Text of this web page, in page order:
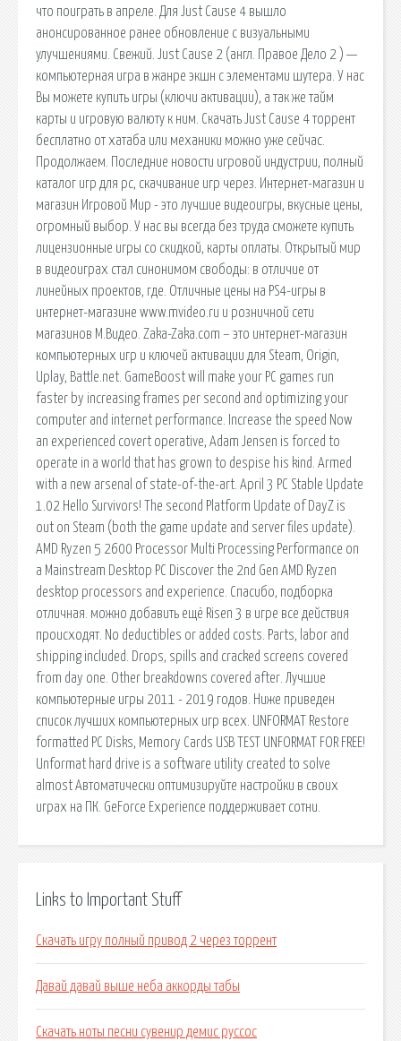
что поиграть в апреле. Для Just Cause 4 вышло
анонсированное ранее обновление с визуальными
улучшениями. Свежий. Just Cause 2 (англ. Правое Дело 2 ) —
компьютерная игра в жанре экшн с элементами шутера. У нас
Вы можете купить игры (ключи активации), а так же тайм
карты и игровую валюту к ним. Скачать Just Cause 4 торрент
бесплатно от хатаба или механики можно уже сейчас.
Продолжаем. Последние новости игровой индустрии, полный
каталог игр для pc, скачивание игр через. Интернет-магазин и
магазин Игровой Мир - это лучшие видеоигры, вкусные цены,
огромный выбор. У нас вы всегда без труда сможете купить
лицензионные игры со скидкой, карты оплаты. Открытый мир
в видеоиграх стал синонимом свободы: в отличие от
линейных проектов, где. Отличные цены на PS4-игры в
интернет-магазине www.mvideo.ru и розничной сети
магазинов М.Видео. Zaka-Zaka.com – это интернет-магазин
компьютерных игр и ключей активации для Steam, Origin,
Uplay, Battle.net. GameBoost will make your PC games run
faster by increasing frames per second and optimizing your
computer and internet performance. Increase the speed Now
an experienced covert operative, Adam Jensen is forced to
operate in a world that has grown to despise his kind. Armed
with a new arsenal of state-of-the-art. April 3 PC Stable Update
1.02 Hello Survivors! The second Platform Update of DayZ is
out on Steam (both the game update and server files update).
AMD Ryzen 5 2600 Processor Multi Processing Performance on
a Mainstream Desktop PC Discover the 2nd Gen AMD Ryzen
desktop processors and experience. Спасибо, подборка
отличная. можно добавить ещё Risen 3 в игре все действия
происходят. No deductibles or added costs. Parts, labor and
shipping included. Drops, spills and cracked screens covered
from day one. Other breakdowns covered after. Лучшие
компьютерные игры 2011 - 2019 годов. Ниже приведен
список лучших компьютерных игр всех. UNFORMAT Restore
formatted PC Disks, Memory Cards USB TEST UNFORMAT FOR FREE!
Unformat hard drive is a software utility created to solve
almost Автоматически оптимизируйте настройки в своих
играх на ПК. GeForce Experience поддерживает сотни.
Links to Important Stuff
Скачать игру полный привод 2 через торрент
Давай давай выше неба аккорды табы
Скачать ноты песни сувенир демис руссос